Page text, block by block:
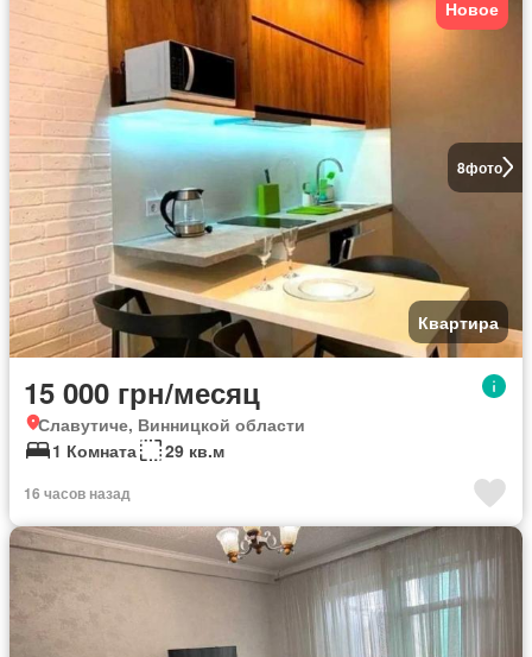
8фото
Новое
Квартира
15 000 грн/месяц
Славутиче, Винницкой области
1 Комната
29 кв.м
16 часов назад